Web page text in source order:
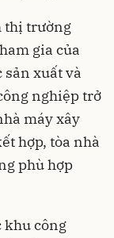
thị trường
gia của
xuất và
nghiệp trở
máy xây
hợp, tòa nhà
phù hợp
khu công